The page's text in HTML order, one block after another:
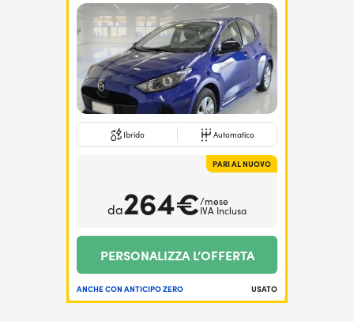
Ibrido Automatico
PARI AL NUOVO
da264€/mese
IVA Inclusa
PERSONALIZZA L’OFFERTA
ANCHE CON ANTICIPO ZERO USATO